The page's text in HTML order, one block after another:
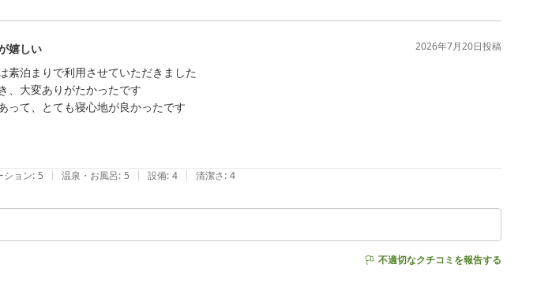
嬉しい 2026年7月20日投稿
素泊まりで利用させていただきました
、大変ありがたかったです
って、とても寝心地が良かったです
ション: 5 | 温泉・お風呂: 5 | 設備: 4 | 清潔さ: 4
不適切なクチコミを報告する